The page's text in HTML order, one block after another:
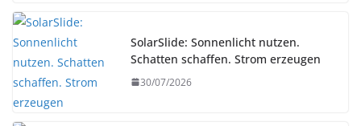
SolarSlide: Sonnenlicht nutzen.
Schatten schaffen. Strom erzeugen
30/07/2026